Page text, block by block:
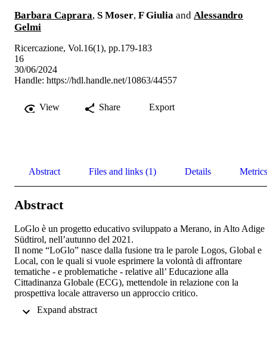
Barbara Caprara, S Moser, F Giulia and Alessandro
Gelmi
Ricercazione, Vol.16(1), pp.179-183
16
30/06/2024
Handle: https://hdl.handle.net/10863/44557
View Share Export
Abstract Files and links (1) Details Metrics
Abstract
LoGlo è un progetto educativo sviluppato a Merano, in Alto Adige
Südtirol, nell’autunno del 2021.
Il nome “LoGlo” nasce dalla fusione tra le parole Logos, Global e
Local, con le quali si vuole esprimere la volontà di affrontare
tematiche - e problematiche - relative all’ Educazione alla
Cittadinanza Globale (ECG), mettendole in relazione con la
prospettiva locale attraverso un approccio critico.
In particolare, la realtà altoatesina presa in considerazione, vede la
coesistenza di due principali orizzonti linguistici e culturali - quello
Expand abstract